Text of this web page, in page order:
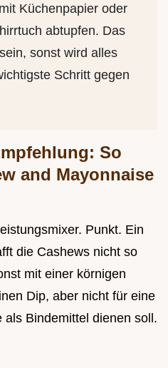
Küchenpapier oder
abtupfen. Das
sonst wird alles
Schritt gegen
So
and Mayonnaise
Punkt. Ein
die Cashews nicht so
mit einer körnigen
Dip, aber nicht für eine
Bindemittel dienen soll.